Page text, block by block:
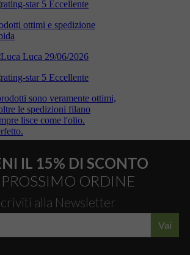
IL 15% DI SCONTO
ORDINE
alla Newsletter
Vai